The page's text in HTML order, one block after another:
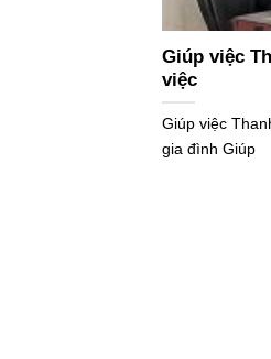
Giúp việc
việc
Giúp việc
gia đình Giúp